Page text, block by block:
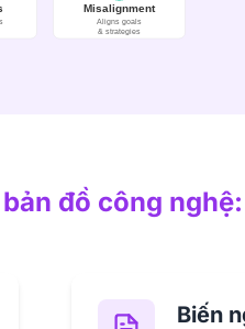
đồ công nghệ:
Biến